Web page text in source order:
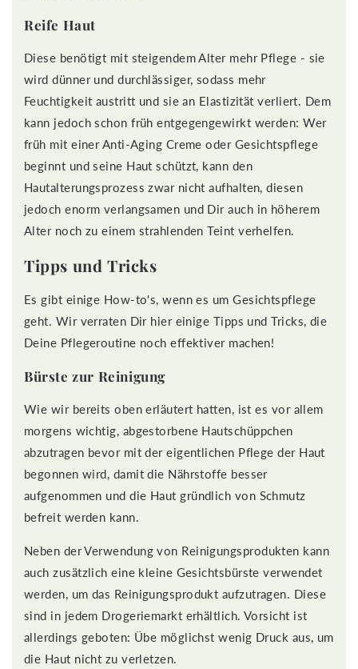
Reife Haut
Diese benötigt mit steigendem Alter mehr Pflege - sie
wird dünner und durchlässiger, sodass mehr
Feuchtigkeit austritt und sie an Elastizität verliert. Dem
kann jedoch schon früh entgegengewirkt werden: Wer
früh mit einer Anti-Aging Creme oder Gesichtspflege
beginnt und seine Haut schützt, kann den
Hautalterungsprozess zwar nicht aufhalten, diesen
jedoch enorm verlangsamen und Dir auch in höherem
Alter noch zu einem strahlenden Teint verhelfen.
Tipps und Tricks
Es gibt einige How-to's, wenn es um Gesichtspflege
geht. Wir verraten Dir hier einige Tipps und Tricks, die
Deine Pflegeroutine noch effektiver machen!
Bürste zur Reinigung
Wie wir bereits oben erläutert hatten, ist es vor allem
morgens wichtig, abgestorbene Hautschüppchen
abzutragen bevor mit der eigentlichen Pflege der Haut
begonnen wird, damit die Nährstoffe besser
aufgenommen und die Haut gründlich von Schmutz
befreit werden kann.
Neben der Verwendung von Reinigungsprodukten kann
auch zusätzlich eine kleine Gesichtsbürste verwendet
werden, um das Reinigungsprodukt aufzutragen. Diese
sind in jedem Drogeriemarkt erhältlich. Vorsicht ist
allerdings geboten: Übe möglichst wenig Druck aus, um
die Haut nicht zu verletzen.